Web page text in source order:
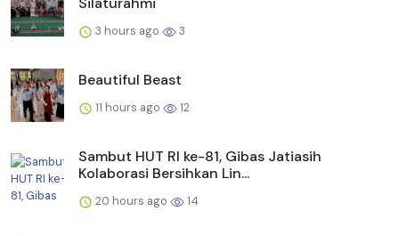
3 hours ago 3
Beautiful Beast
11 hours ago 12
Sambut HUT RI ke-81, Gibas Jatiasih
Kolaborasi Bersihkan Lin...
20 hours ago 14